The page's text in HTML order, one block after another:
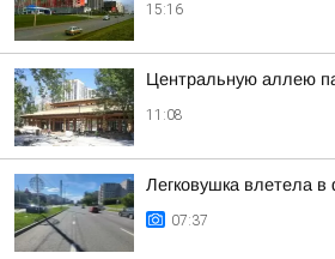
15:16
Центральную аллею
11:08
Легковушка влетела
07:37